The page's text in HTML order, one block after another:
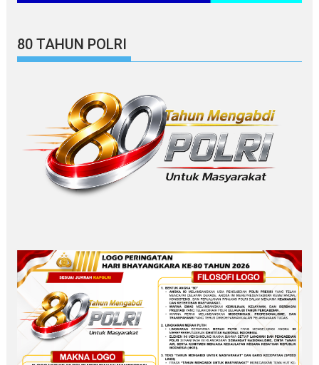
80 TAHUN POLRI